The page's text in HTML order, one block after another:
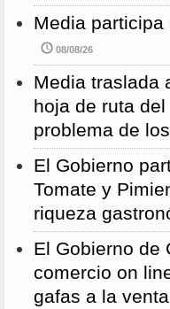
Media
08/08/26
Media traslada
hoja de ruta
problema de
El Gobierno
Tomate y
riqueza
El Gobierno de
comercio on
gafas a la